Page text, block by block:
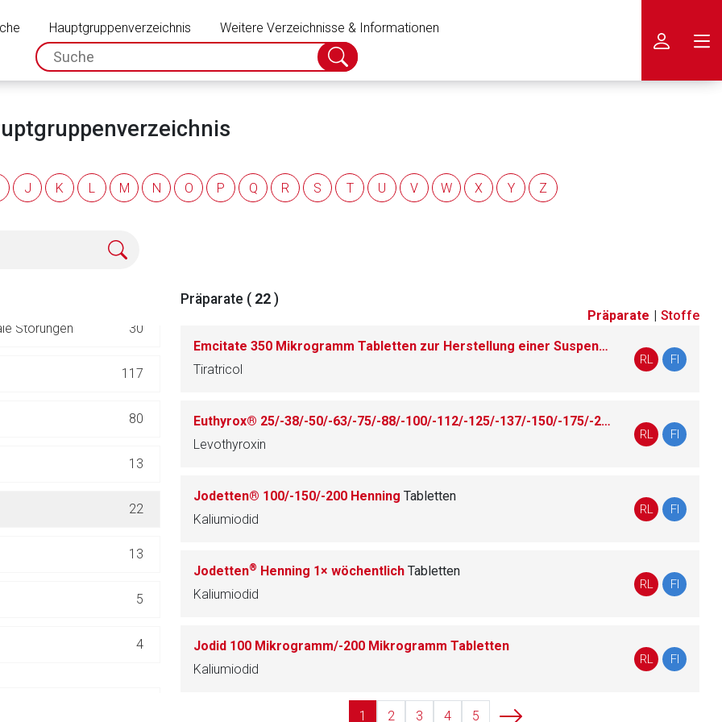
Hauptgruppenverzeichnis
Weitere Verzeichnisse & Informationen
spc.search.input.placeholder
Suche
abschicken
J K L M N O P Q R S T U V W X Y Z
304
Störungen 30
117
80
13
22
13
5
4
Präparate ( 22 )
Präparate | Stoffe
Emcitate 350 Mikrogramm Tabletten zur Herstellung einer Suspension zum Einnehmen
Tiratricol
RL FI
Euthyrox® 25/-38/-50/-63/-75/-88/-100/-112/-125/-137/-150/-175/-200 Mikrogramm Tabletten
Levothyroxin
RL FI
Jodetten® 100/-150/-200 Henning Tabletten
Kaliumiodid
RL FI
Jodetten® Henning 1× wöchentlich Tabletten
Kaliumiodid
RL FI
Jodid 100 Mikrogramm/-200 Mikrogramm Tabletten
Kaliumiodid
RL FI
1 2 3 4 5
Ebenso gelten dort ggf. andere Datenschutzbestimmungen.
Zurück zur rote-liste.de Zur Seite